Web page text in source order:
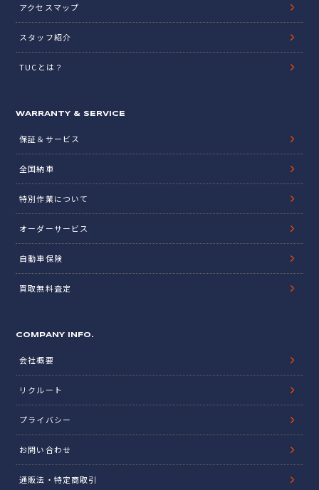
アクセスマップ
スタッフ紹介
TUCとは？
WARRANTY & SERVICE
保証＆サービス
全国納車
特別作業について
オーダーサービス
自動車保険
買取無料査定
COMPANY INFO.
会社概要
リクルート
プライバシー
お問い合わせ
通販法・特定商取引